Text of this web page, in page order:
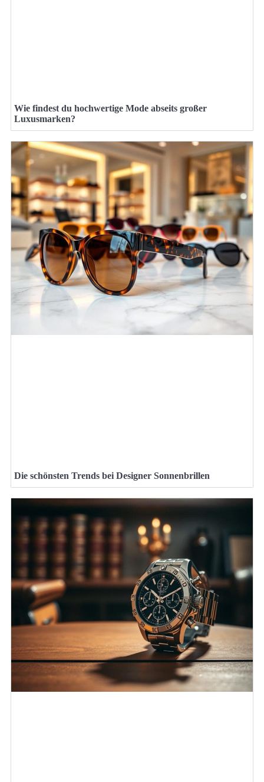
Wie findest du hochwertige Mode abseits großer
Luxusmarken?
Die schönsten Trends bei Designer Sonnenbrillen